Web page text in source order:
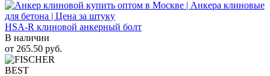
HSA-R клиновой анкерный болт
В наличии
от 265.50 руб.
BEST